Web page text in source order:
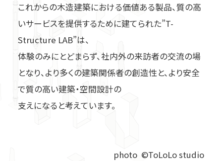
これからの木造建築における価値ある製品、質の高
いサービスを提供するために建てられた”T-
Structure LAB”は、
体験のみにとどまらず、社内外の来訪者の交流の場
となり、より多くの建築関係者の創造性と、より安全
で質の高い建築・空間設計の
支えになると考えています。
photo ©ToLoLo studio